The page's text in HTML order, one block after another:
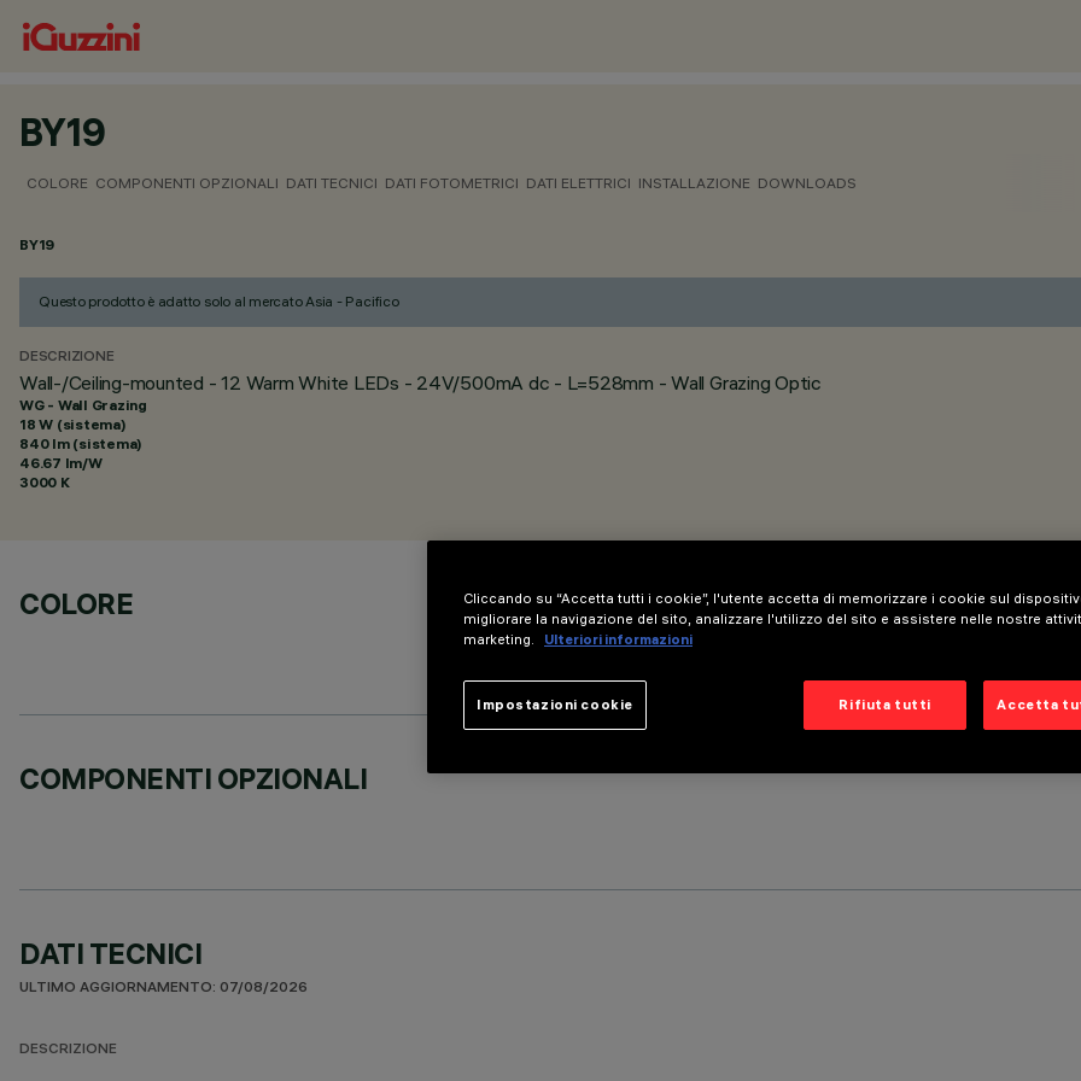
BY19
COLORE COMPONENTI OPZIONALI DATI TECNICI DATI FOTOMETRICI DATI ELETTRICI INSTALLAZIONE DOWNLOADS
BY19
Questo prodotto è adatto solo al mercato Asia - Pacifico
DESCRIZIONE
Wall-/Ceiling-mounted - 12 Warm White LEDs - 24V/500mA dc - L=528mm - Wall Grazing Optic
WG - Wall Grazing
18 W (sistema)
840 lm (sistema)
46.67 lm/W
3000 K
COLORE
COMPONENTI OPZIONALI
DATI TECNICI
ULTIMO AGGIORNAMENTO: 07/08/2026
DESCRIZIONE
Cliccando su “Accetta tutti i cookie”, l'utente accetta di memorizzare i cookie sul
migliorare la navigazione del sito, analizzare l'utilizzo del sito e assistere nelle nostre
marketing.
Ulteriori informazioni
Rifiuta tutti Accetta
Impostazioni cookie